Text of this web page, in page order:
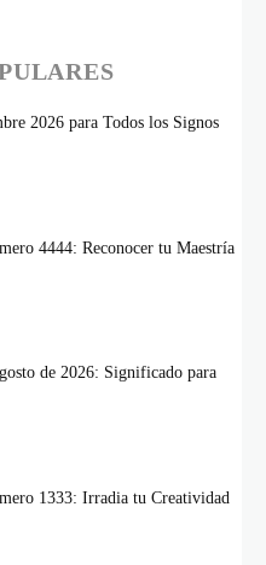
2026 para Todos los Signos
4444: Reconocer tu Maestría
de 2026: Significado para
1333: Irradia tu Creatividad